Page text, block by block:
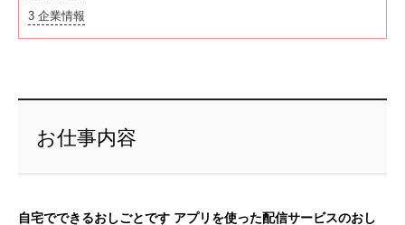
3 企業情報
お仕事内容
自宅でできるおしごとです アプリを使った配信サービスのおし